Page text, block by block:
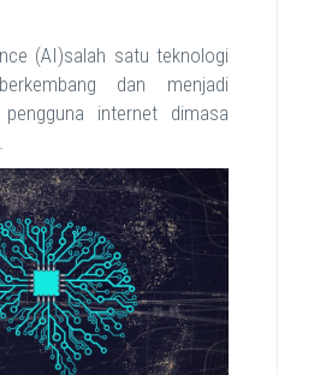
(AI)salah satu teknologi
dan menjadi
internet dimasa